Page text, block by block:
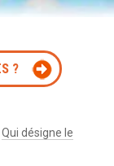
?
Qui désigne le